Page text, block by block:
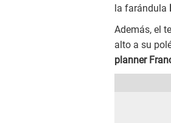
la farándula
Además, el
alto a su
planner